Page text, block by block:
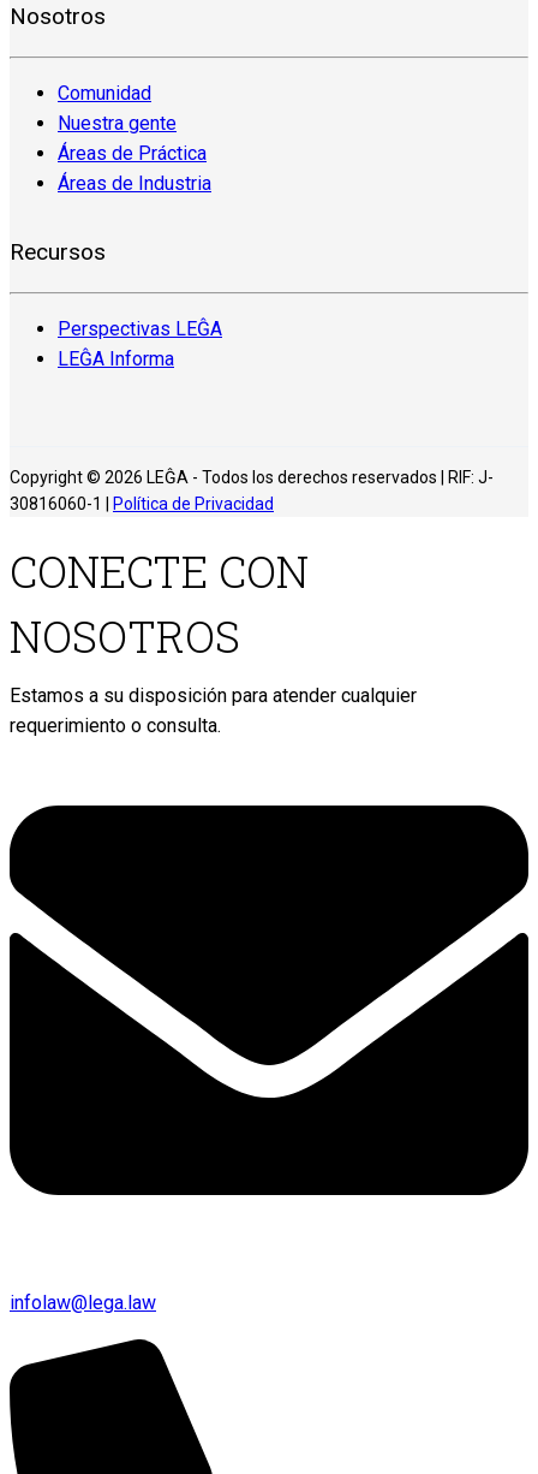
Nosotros
Comunidad
Nuestra gente
Áreas de Práctica
Áreas de Industria
Recursos
Perspectivas LEĜA
LEĜA Informa
Copyright © 2026 LEĜA - Todos los derechos reservados | RIF: J-
30816060-1 |
Política de Privacidad
CONECTE CON
NOSOTROS
Estamos a su disposición para atender cualquier
requerimiento o consulta.
infolaw@lega.law